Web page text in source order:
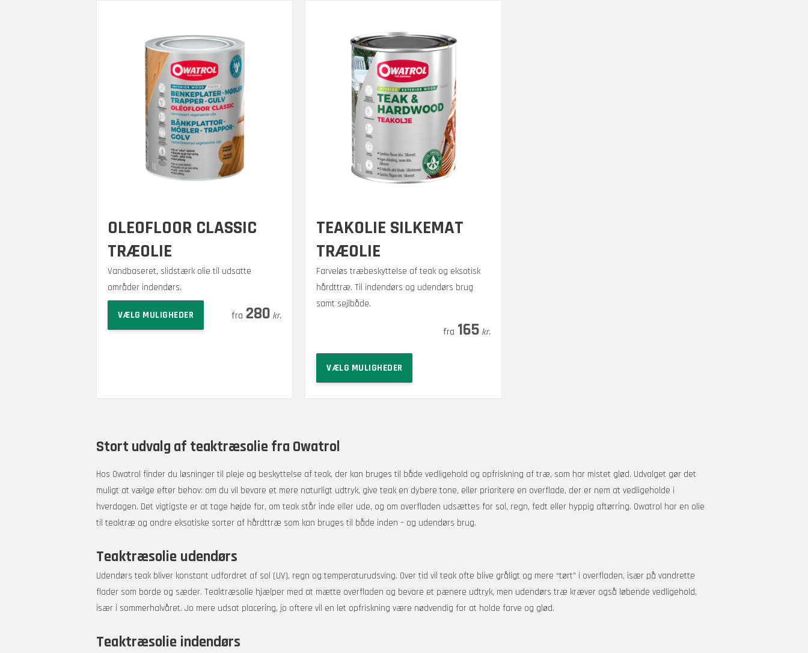
vælges
på
varesiden
på
varesiden
OLEOFLOOR CLASSIC
TRÆOLIE
Vandbaseret, slidstærk olie til udsatte
områder indendørs.
280kr.
VÆLG MULIGHEDER
Dette
varesiden
TEAKOLIE SILKEMAT
TRÆOLIE
Farveløs træbeskyttelse af teak og eksotisk
hårdttræ. Til indendørs og udendørs brug
samt sejlbåde.
165kr.
Prisinterval:
til
565 kr.
VÆLG MULIGHEDER
Dette
vælges
på
varesiden
Stort udvalg af teaktræsolie fra Owatrol
Hos Owatrol finder du løsninger til pleje og beskyttelse af teak, der kan bruges til både vedligehold og opfriskning af træ, som har mistet glød. Udvalget gør det
muligt at vælge efter behov: om du vil bevare et mere naturligt udtryk, give teak en dybere tone, eller prioritere en overflade, der er nem at vedligeholde i
hverdagen. Det vigtigste er at tage højde for, om teak står inde eller ude, og om overfladen udsættes for sol, regn, fedt eller hyppig aftørring. Owatrol har en olie
til teaktræ og andre eksotiske sorter af hårdttræ som kan bruges til både inden – og udendørs brug.
Teaktræsolie udendørs
Udendørs teak bliver konstant udfordret af sol (UV), regn og temperaturudsving. Over tid vil teak ofte blive gråligt og mere “tørt” i overfladen, især på vandrette
flader som borde og sæder. Teaktræsolie hjælper med at mætte overfladen og bevare et pænere udtryk, men udendørs træ kræver også løbende vedligehold,
især i sommerhalvåret. Jo mere udsat placering, jo oftere vil en let opfriskning være nødvendig for at holde farve og glød.
Teaktræsolie indendørs